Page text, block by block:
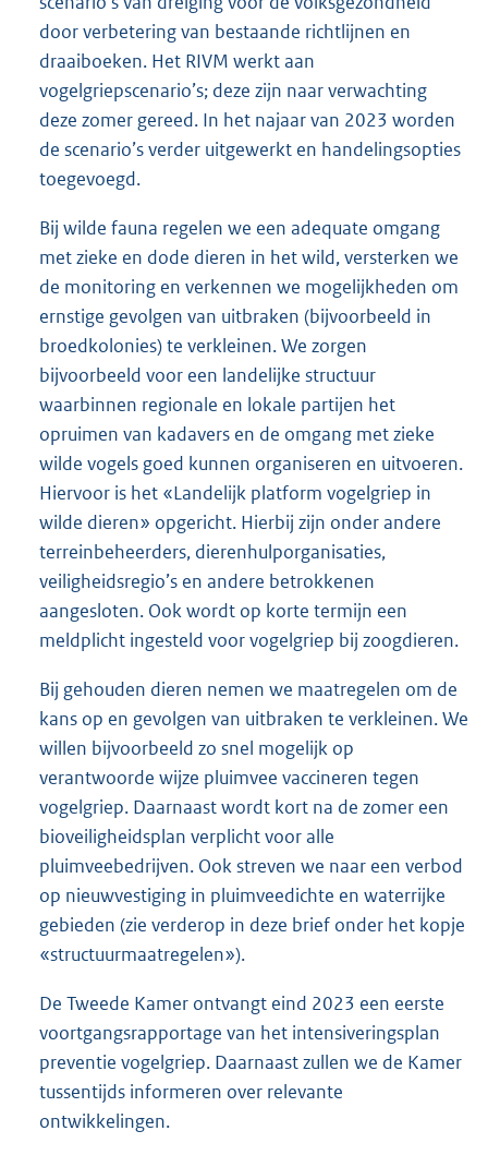
door verbetering van bestaande richtlijnen en
draaiboeken. Het RIVM werkt aan
vogelgriepscenario’s; deze zijn naar verwachting
deze zomer gereed. In het najaar van 2023 worden
de scenario’s verder uitgewerkt en handelingsopties
toegevoegd.
Bij wilde fauna regelen we een adequate omgang
met zieke en dode dieren in het wild, versterken we
de monitoring en verkennen we mogelijkheden om
ernstige gevolgen van uitbraken (bijvoorbeeld in
broedkolonies) te verkleinen. We zorgen
bijvoorbeeld voor een landelijke structuur
waarbinnen regionale en lokale partijen het
opruimen van kadavers en de omgang met zieke
wilde vogels goed kunnen organiseren en uitvoeren.
Hiervoor is het «Landelijk platform vogelgriep in
wilde dieren» opgericht. Hierbij zijn onder andere
terreinbeheerders, dierenhulporganisaties,
veiligheidsregio’s en andere betrokkenen
aangesloten. Ook wordt op korte termijn een
meldplicht ingesteld voor vogelgriep bij zoogdieren.
Bij gehouden dieren nemen we maatregelen om de
kans op en gevolgen van uitbraken te verkleinen. We
willen bijvoorbeeld zo snel mogelijk op
verantwoorde wijze pluimvee vaccineren tegen
vogelgriep. Daarnaast wordt kort na de zomer een
bioveiligheidsplan verplicht voor alle
pluimveebedrijven. Ook streven we naar een verbod
op nieuwvestiging in pluimveedichte en waterrijke
gebieden (zie verderop in deze brief onder het kopje
«structuurmaatregelen»).
De Tweede Kamer ontvangt eind 2023 een eerste
voortgangsrapportage van het intensiveringsplan
preventie vogelgriep. Daarnaast zullen we de Kamer
tussentijds informeren over relevante
ontwikkelingen.